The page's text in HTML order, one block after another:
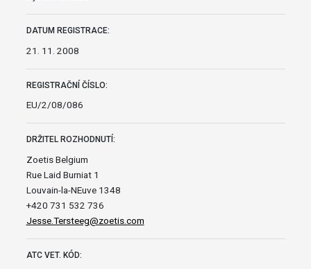
DATUM REGISTRACE:
21. 11. 2008
REGISTRAČNÍ ČÍSLO:
EU/2/08/086
DRŽITEL ROZHODNUTÍ:
Zoetis Belgium
Rue Laid Burniat 1
Louvain-la-NEuve 1348
+420 731 532 736
Jesse.Tersteeg@zoetis.com
ATC VET. KÓD: